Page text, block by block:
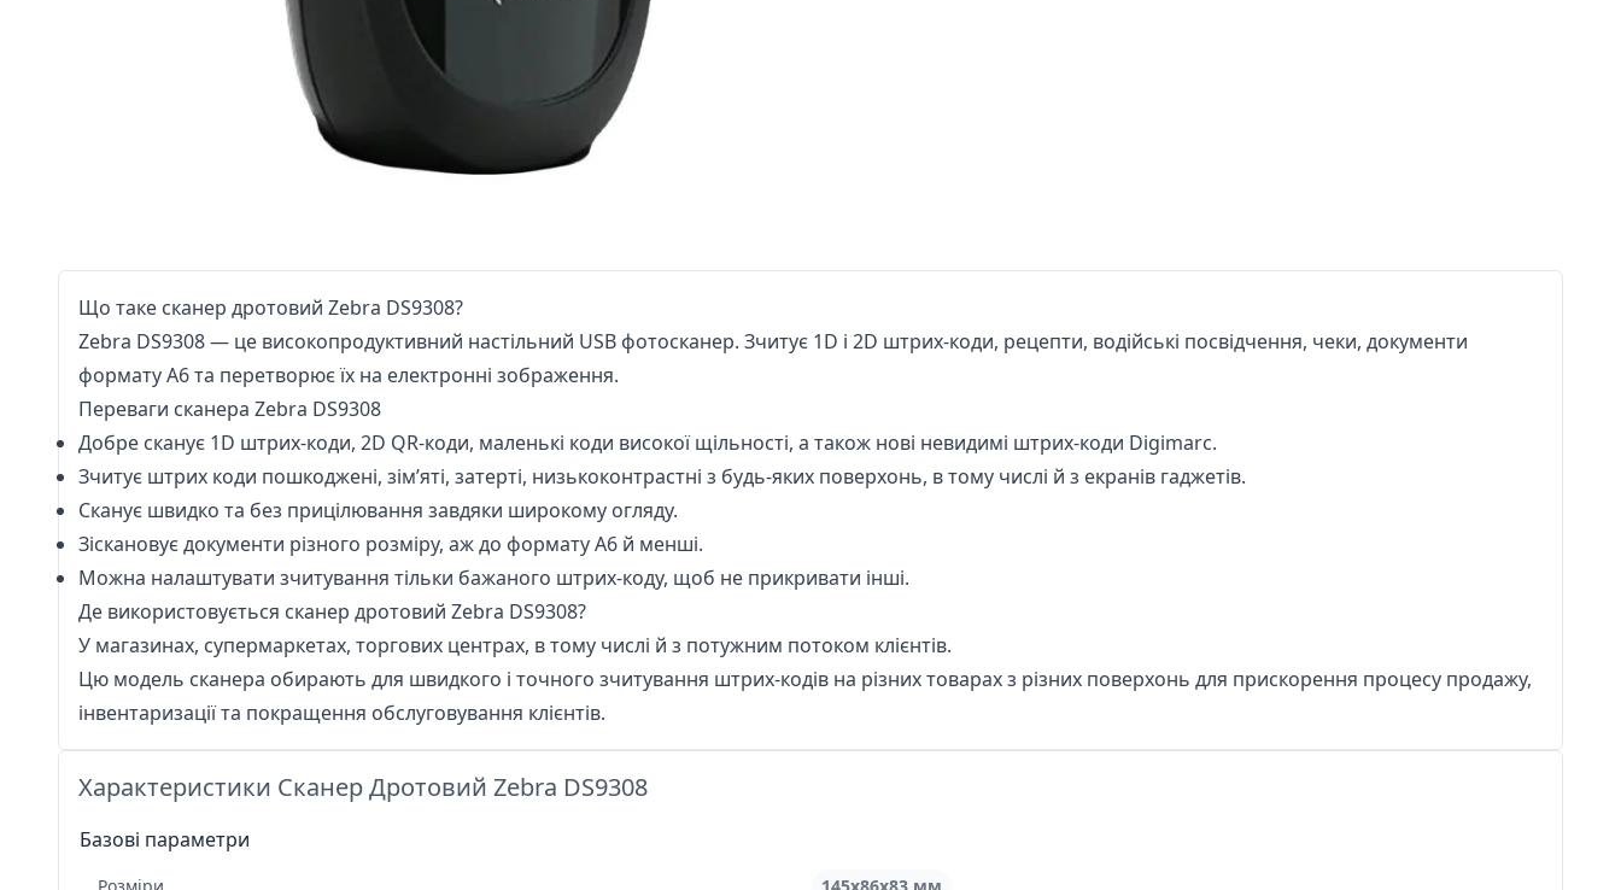
Що таке сканер дротовий Zebra DS9308?
Zebra DS9308 — це високопродуктивний настільний USB фотосканер. Зчитує 1D і 2D штрих-коди, рецепти, водійські посвідчення, чеки, документи
формату А6 та перетворює їх на електронні зображення.
Переваги сканера Zebra DS9308
Добре сканує 1D штрих-коди, 2D QR-коди, маленькі коди високої щільності, а також нові невидимі штрих-коди Digimarc.
Зчитує штрих коди пошкоджені, зім’яті, затерті, низькоконтрастні з будь-яких поверхонь, в тому числі й з екранів гаджетів.
Сканує швидко та без прицілювання завдяки широкому огляду.
Зіскановує документи різного розміру, аж до формату А6 й менші.
Можна налаштувати зчитування тільки бажаного штрих-коду, щоб не прикривати інші.
Де використовується сканер дротовий Zebra DS9308?
У магазинах, супермаркетах, торгових центрах, в тому числі й з потужним потоком клієнтів.
Цю модель сканера обирають для швидкого і точного зчитування штрих-кодів на різних товарах з різних поверхонь для прискорення процесу продажу,
інвентаризації та покращення обслуговування клієнтів.
Характеристики Сканер Дротовий Zebra DS9308
Базові параметри